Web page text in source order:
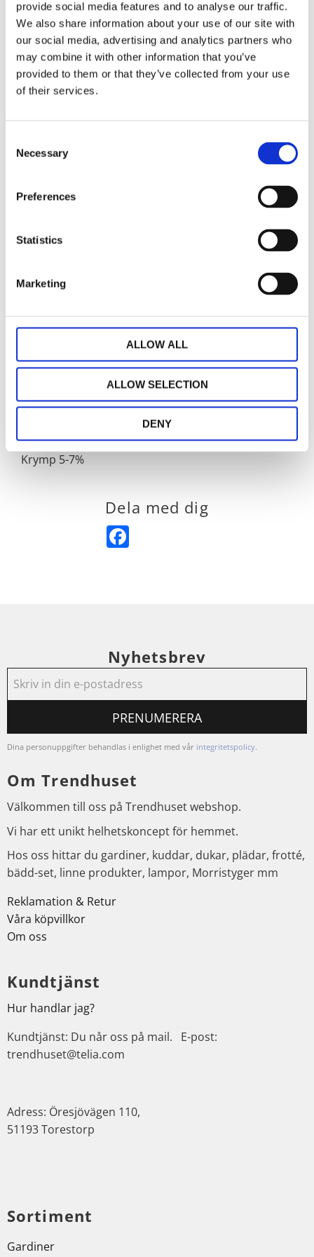
provide social media features and to analyse our traffic.
We also share information about your use of our site with
our social media, advertising and analytics partners who
may combine it with other information that you’ve
provided to them or that they’ve collected from your use
of their services.
Selection
Necessary
Preferences
Statistics
Marketing
ALLOW ALL
ALLOW SELECTION
DENY
den är tillverkad
från återvunnen
textil. Bättre för
miljön.
Lägg till i favoriter
KÖP
tillverkad från
återvunnen textil.
Bättre för miljön.
Lägg
KÖP
I serien VIDE hittar du grytlappar, sittdynor, stols
fodral, runda dukar, stora dukar,
flera färger. Alla produkter är tillverkade av
återvunnen textil och är därför ett bättre miljöval.
Här kan du se hela serien
skyddar dina
kläder från stänk och spill, så att du slipper byta
avförkläden, i olika färg, modell och material. Du
hittar köksserier där du kan matcha förkläde
medgrillvantarochgrytlappar.
90% återvunnen bomull
10% återvunnen polyester
Tvättas i 40 grader
Krymp 5-7%
Dela med dig
Nyhetsbrev
PRENUMERERA
Dina personuppgifter behandlas i enlighet med vår integritetspolicy.
Om Trendhuset
Välkommen till oss på Trendhuset webshop.
Vi har ett unikt helhetskoncept för hemmet.
Hos oss hittar du gardiner, kuddar, dukar, plädar, frotté,
bädd-set, linne produkter, lampor, Morristyger mm
Reklamation & Retur
Våra köpvillkor
Om oss
Kundtjänst
Hur handlar jag?
Kundtjänst: Du når oss på mail. E-post:
trendhuset@telia.com
Adress: Öresjövägen 110,
51193 Torestorp
Sortiment
Gardiner